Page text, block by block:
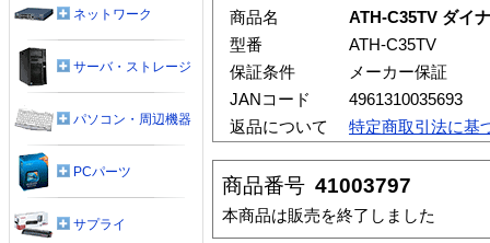
商品名
ATH-C35TV ダイ
型番
ATH-C35TV
保証条件
メーカー保証
JANコード
4961310035693
返品について
特定商取引法に基
商品番号 41003797
本商品は販売を終了しました
ネットワーク
サーバ・ストレージ
パソコン・周辺機器
PCパーツ
サプライ